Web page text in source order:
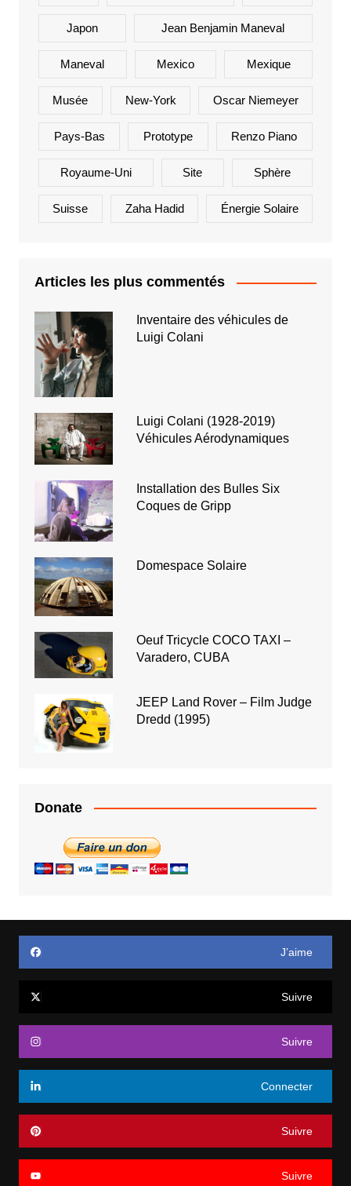
Japon Jean Benjamin Maneval
Maneval Mexico Mexique
Musée New-York Oscar Niemeyer
Pays-Bas Prototype Renzo Piano
Royaume-Uni Site Sphère
Suisse Zaha Hadid Énergie Solaire
Articles les plus commentés
Inventaire des véhicules de
Luigi Colani
Luigi Colani (1928-2019)
Véhicules Aérodynamiques
Installation des Bulles Six
Coques de Gripp
Domespace Solaire
Oeuf Tricycle COCO TAXI –
Varadero, CUBA
JEEP Land Rover – Film Judge
Dredd (1995)
Donate
J’aime
Suivre
Suivre
Connecter
Suivre
Suivre